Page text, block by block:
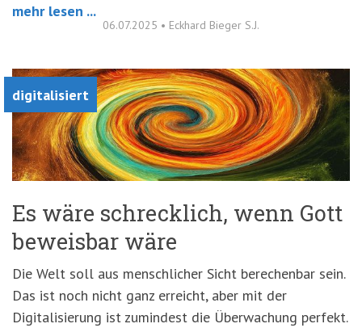
mehr lesen ...
06.07.2025 • Eckhard Bieger S.J.
digitalisiert
Es wäre schrecklich, wenn Gott
beweisbar wäre
Die Welt soll aus menschlicher Sicht berechenbar sein.
Das ist noch nicht ganz erreicht, aber mit der
Digitalisierung ist zumindest die Überwachung perfekt.